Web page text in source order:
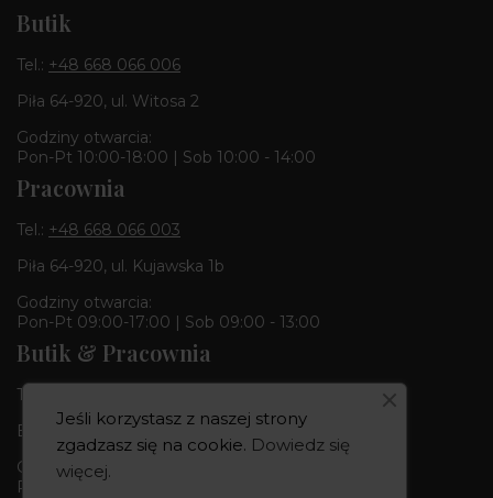
Butik
Tel.: +48 668 066 006
Piła 64-920, ul. Witosa 2
Godziny otwarcia:
Pon-Pt 10:00-18:00 | Sob 10:00 - 14:00
Pracownia
Tel.: +48 668 066 003
Piła 64-920, ul. Kujawska 1b
Godziny otwarcia:
Pon-Pt 09:00-17:00 | Sob 09:00 - 13:00
Butik & Pracownia
Tel.:
Bydgoszcz 85-010, ul. Dworcowa 6
Godziny otwarcia:
Pon-Pt 10:00-18:00 | Sob 10:00 - 14:00
Jeśli korzystasz z naszej strony
zgadzasz się na cookie. Dowiedz się
więcej.